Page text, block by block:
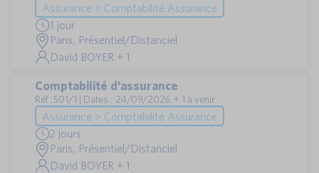
Assurance > Comptabilité Assurance
1 jour
Paris, Présentiel/Distanciel
David BOYER + 1
Comptabilité d’assurance
Réf : 501/1 | Dates : 24/09/2026 + 1 à venir
Assurance > Comptabilité Assurance
2 jours
Paris, Présentiel/Distanciel
David BOYER + 1